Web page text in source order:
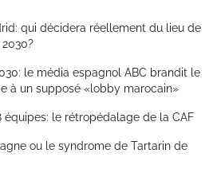
qui décidera réellement du lieu de
le média espagnol ABC brandit le
à un supposé «lobby marocain»
équipes: le rétropédalage de la CAF
ou le syndrome de Tartarin de